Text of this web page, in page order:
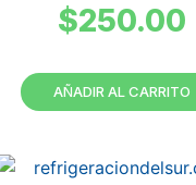
$250.00
AÑADIR AL CARRITO